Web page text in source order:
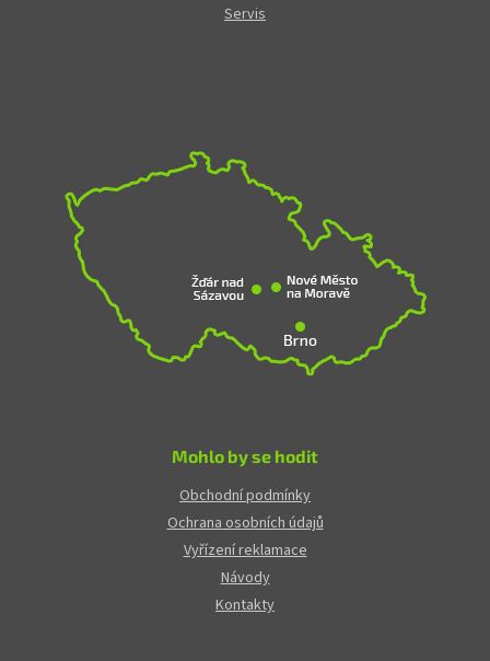
Servis
Mohlo by se hodit
Obchodní podmínky
Ochrana osobních údajů
Vyřízení reklamace
Návody
Kontakty